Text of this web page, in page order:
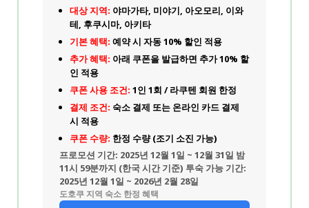
대상 지역: 야마가타, 미야기, 아오모리, 이와
테, 후쿠시마, 아키타
기본 혜택: 예약 시 자동 10% 할인 적용
추가 혜택: 아래 쿠폰을 발급하면 추가 10% 할
인 적용
쿠폰 사용 조건: 1인 1회 / 라쿠텐 회원 한정
결제 조건: 숙소 결제 또는 온라인 카드 결제
시 적용
쿠폰 수량: 한정 수량 (조기 소진 가능)
프로모션 기간: 2025년 12월 1일 ~ 12월 31일 밤
11시 59분까지 (한국 시간 기준) 투숙 가능 기간:
2025년 12월 1일 ~ 2026년 2월 28일
도호쿠 지역 숙소 한정 혜택